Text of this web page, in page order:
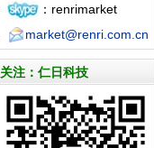
：renrimarket
market@renri.com.cn
关注：仁日科技